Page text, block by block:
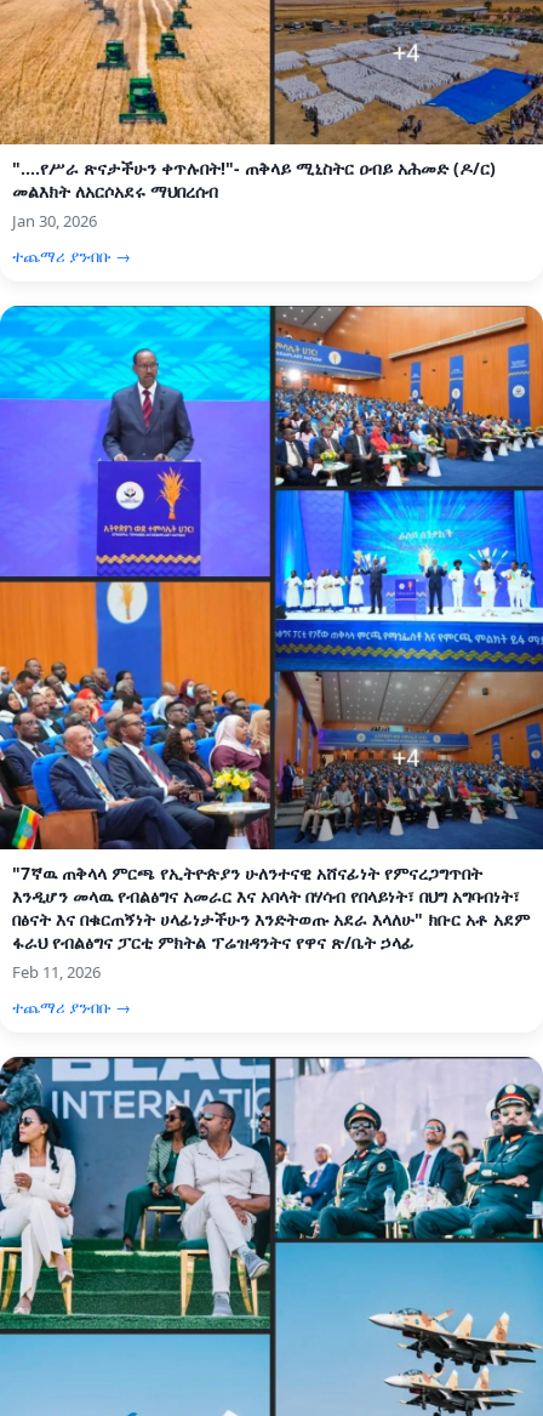
"....የሥራ ጽናታችሁን ቀጥሉበት!"- ጠቅላይ ሚኒስትር ዐብይ አሕመድ (ዶ/ር)
መልእክት ለአርሶአደሩ ማህበረሰብ
Jan 30, 2026
ተጨማሪ ያንብቡ →
"7ኛዉ ጠቅላላ ምርጫ የኢትዮጵያን ሁለንተናዊ አሸናፊነት የምናረጋግጥበት
እንዲሆን መላዉ የብልፅግና አመራር እና አባላት በሃሳብ የበላይነት፣ በህግ አግባብነት፣
በፅናት እና በቁርጠኝነት ሀላፊነታችሁን እንድትወጡ አደራ እላለሁ" ክቡር አቶ አደም
ፋራህ የብልፅግና ፓርቲ ምክትል ፕሬዝዳንትና የዋና ጽ/ቤት ኃላፊ
Feb 11, 2026
ተጨማሪ ያንብቡ →